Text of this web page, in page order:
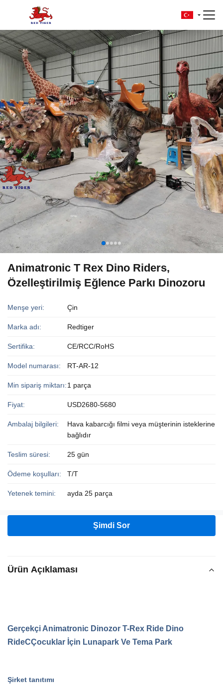
Animatronic T Rex Dino Riders,
Özelleştirilmiş Eğlence Parkı Dinozoru
Menşe yeri: Çin
Marka adı: Redtiger
Sertifika: CE/RCC/RoHS
Model numarası: RT-AR-12
Min sipariş miktarı:1 parça
Fiyat: USD2680-5680
Ambalaj bilgileri:
Hava kabarcığı filmi veya müşterinin isteklerine
bağlıdır
Teslim süresi: 25 gün
Ödeme koşulları: T/T
Yetenek temini: ayda 25 parça
Şimdi Sor
Ürün Açıklaması
Gerçekçi Animatronic Dinozor T-Rex Ride Dino
RideCÇocuklar İçin Lunapark Ve Tema Park
Şirket tanıtımı